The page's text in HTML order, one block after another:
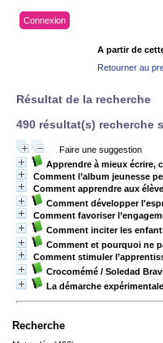
Connexion
A partir de
Retourner au
Résultat de la recherche
490 résultat(s) recherche
Faire une suggestion
Apprendre à mieux écrire,
Comment l’album jeunesse
Comment apprendre aux
Comment développer
Comment favoriser
Comment inciter les
Comment et pourquoi ne
Comment stimuler
Crocomémé / Soledad
La démarche
Recherche